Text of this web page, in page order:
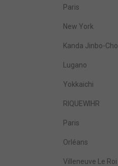
Paris
New York
Kanda Jinbo-Cho
Lugano
Yokkaichi
RIQUEWIHR
Paris
Orléans
Villeneuve Le Roi